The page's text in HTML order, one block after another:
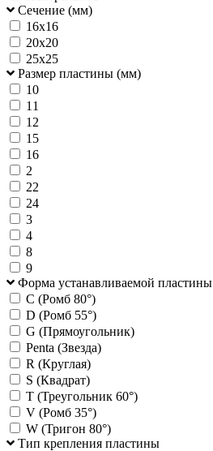
Сечение (мм)
16х16
20х20
25х25
Размер пластины (мм)
10
11
12
15
16
2
22
24
3
4
8
9
Форма устанавливаемой пластины
C (Ромб 80°)
D (Ромб 55°)
G (Прямоугольник)
Penta (Звезда)
R (Круглая)
S (Квадрат)
T (Треугольник 60°)
V (Ромб 35°)
W (Тригон 80°)
Тип крепления пластины